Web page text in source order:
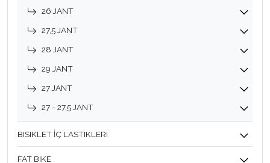
26 JANT
27,5 JANT
28 JANT
29 JANT
27 JANT
27 - 27,5 JANT
BISIKLET İÇ LASTIKLERI
FAT BIKE